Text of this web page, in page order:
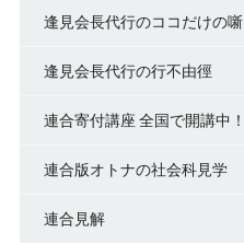
逢見会長代行のココだけの噺
逢見会長代行の行不由徑
連合寄付講座 全国で開講中！
連合版オトナの社会科見学
連合見解